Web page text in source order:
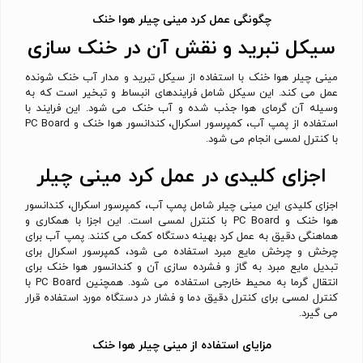
چگونگی عمل کرد مینی چیلر هوا خنک
سیکل تبرید و نقش آن در خنک سازی
مینی چیلر هوا خنک با استفاده از سیکل تبرید و مدار آب خنک شونده
عمل می کند. این سیکل شامل فرایندهای انبساط و تبخیر است که به
وسیله آن گرمای هوا جذب شده و آب خنک می شود. این فرایند با
استفاده از پمپ آب، کمپرسور اسکرال، کندانسور هوا خنک و PC Board
با کنترل لمسی انجام می شود.
اجزای کلیدی در عمل کرد مینی چیلر
اجزای کلیدی این مینی چیلر شامل پمپ آب، کمپرسور اسکرال، کندانسور
هوا خنک و PC Board با کنترل لمسی است. این اجزا با همکاری و
هماهنگی دقیق به عمل کرد بهینه دستگاه کمک می کنند. پمپ آب برای
چرخش و چرخش مایع مبرد استفاده می شود، کمپرسور اسکرال برای
تبدیل مایع مبرد به گاز و فشرده سازی آن و کندانسور هوا خنک برای
انتقال گرما به محیط خارجی استفاده می شود. همچنین PC Board با
کنترل لمسی برای کنترل دقیق دما و فشار در دستگاه مورد استفاده قرار
می گیرد.
مزایای استفاده از مینی چیلر هوا خنک